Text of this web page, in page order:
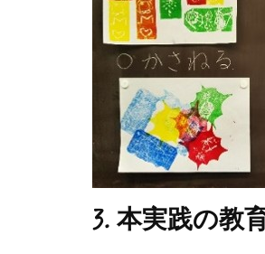
3. 本実践の教